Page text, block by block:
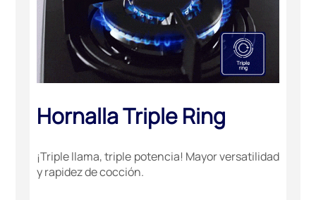
Hornalla Triple Ring
¡Triple llama, triple potencia! Mayor versatilidad
y rapidez de cocción.